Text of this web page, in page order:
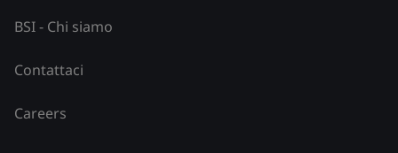
BSI - Chi siamo
Contattaci
Careers